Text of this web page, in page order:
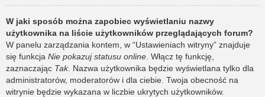
W jaki sposób można zapobiec wyświetlaniu nazwy
użytkownika na liście użytkowników przeglądających forum?
W panelu zarządzania kontem, w “Ustawieniach witryny” znajduje
się funkcja Nie pokazuj statusu online . Włącz tę funkcję,
zaznaczając Tak. Nazwa użytkownika będzie wyświetlana tylko dla
administratorów, moderatorów i dla ciebie. Twoja obecność na
witrynie będzie wykazana w liczbie ukrytych użytkowników.